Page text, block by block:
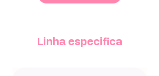
Linha especifica